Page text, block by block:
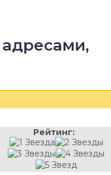
Рейтинг: